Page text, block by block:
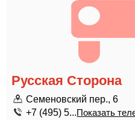
Русская Сторона
Семеновский пер., 6
+7 (495) 5...Показать